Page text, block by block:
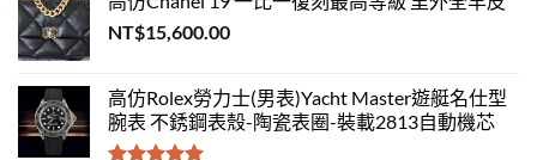
NT$15,600.00
高仿Rolex勞力士(男表)Yacht Master遊艇名仕型
腕表 不銹鋼表殼-陶瓷表圈-裝載2813自動機芯